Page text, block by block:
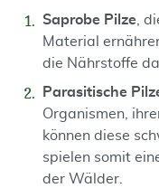
Saprobe Pilze ,
Material
die Nährstoffe
Parasitische
Organismen,
können diese
spielen somit
der Wälder.